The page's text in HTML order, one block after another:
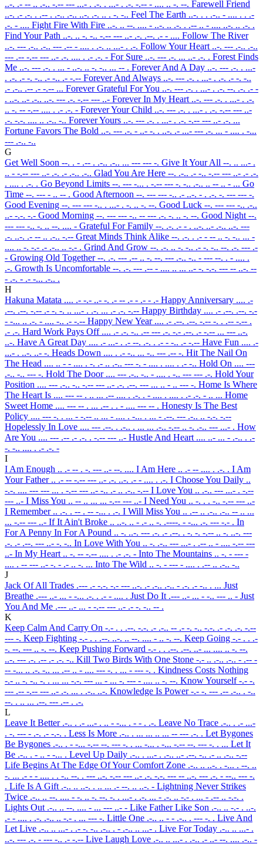
..-. .- -- .. .-.. -.-- --- ...- . .-. . ...- . .-. -.-- - .... .. -. --. Farewell Friend
..-. .- .-. . .-- . .-.. .-.. ..-. .-. .. . -. -.. Feel The Earth ..-. . . .-.. - .... . . .-
.-. - .... Fight Fire With Fire ..-. .. --. .... - ..-. .. .-. . .-- .. - .... ..-. .. .-. .
Find Your Path ..-. .. -. -.. -.-- --- ..- .-. .--. .- - .... Follow The River
..-. --- .-.. .-.. --- .-- - .... . .-. .. ...- . .-. Follow Your Heart ..-. --- .-.. .-..
--- .-- -.-- --- ..- .-. .... . .- .-. - For Sure ..-. --- .-. ... ..- .-. . Forest Finds
Me ..-. --- .-. . ... - ..-. .. -. -.. ... -- . Forever And A Day ..-. --- .-. . ...-
. .-. .- -. -.. .- -.. .- -.-- Forever And Always ..-. --- .-. . ...- . .-. .- -. -..
.- .-.. .-- .- -.-- ... Forever Grateful For You ..-. --- .-. . ...- . .-. --. .-. .- -
. ..-. ..- .-.. ..-. --- .-. -.-- --- ..- Forever In My Heart ..-. --- .-. . ...- . .-.
.. -. -- -.-- .... . .- .-. - Forever Your Child ..-. --- .-. . ...- . .-. -.-- --- ..-
.-. -.-. .... .. .-.. -.. Forever Yours ..-. --- .-. . ...- . .-. -.-- --- ..- .-. ...
Fortune Favors The Bold ..-. --- .-. - ..- -. . ..-. .- ...- --- .-. ... - .... . -...
--- .-.. -..
G
Get Well Soon --. . - .-- . .-.. .-.. ... --- --- -. Give It Your All --. .. ...- .
.. - -.-- --- ..- .-. .- .-.. .-.. Glad You Are Here --. .-.. .- -.. -.-- --- ..- .- .-.
. .... . .-. . Go Beyond Limits --. --- -... . -.-- --- -. -.. .-.. .. -- .. - ... Go
Time --. --- - .. -- . Good Afternoon --. --- --- -.. .- ..-. - . .-. -. --- --- -.
Good Evening --. --- --- -.. . ...- . -. .. -. --. Good Luck --. --- --- -.. .-..
..- -.-. -.- Good Morning --. --- --- -.. -- --- .-. -. .. -. --. Good Night --.
--- --- -.. -. .. --. .... - Grateful For Family --. .-. .- - . ..-. ..- .-.. ..-. ---
.-. ..-. .- -- .. .-.. -.-- Great Minds Think Alike --. .-. . .- - -- .. -. -.. ... -
.... .. -. -.- .- .-.. .. -.- . Grind And Grow --. .-. .. -. -.. .- -. -.. --. .-. --- .-
- Growing Old Together--. .-. --- .-- .. -. --. --- .-.. -.. - --- --. . - .... .
.-. Growth Is Uncomfortable --. .-. --- .-- - .... .. ... ..- -. -.-. --- -- ..-. --
- .-. - .- -... .-.. .
H
Hakuna Matata .... .- -.- ..- -. .- -- .- - .- - .- Happy Anniversary .... .-
.--. .--. -.-- .- -. -. .. ...- . .-. ... .- .-. -.-- Happy Birthday .... .- .--. .--. -.-
- -... .. .-. - .... -.. .- -.-- Happy New Year .... .- .--. .--. -.-- -. . .-- -.-- .
.- .-. Hard Work Pays Off .... .- .-. -.. .-- --- .-. -.- .--. .- -.-- ... --- ..-.
..-. Have A Great Day .... .- ...- . .- --. .-. . .- - -.. .- -.-- Have Fun .... .-
...- . ..-. ..- -. Heads Down .... . .- -.. ... -.. --- .-- -. Hit The Nail On
The Head .... .. - - .... . -. .- .. .-.. --- -. - .... . .... . .- -.. Hold On .... ---
.-.. -.. --- -. Hold The Door .... --- .-.. -.. - .... . -.. --- --- .-. Hold Your
Position .... --- .-.. -.. -.-- --- ..- .-. .--. --- ... .. - .. --- -. Home Is Where
The Heart Is .... --- -- . .. ... .-- .... . .-. . - .... . .... . .- .-. - .. ... Home
Sweet Home .... --- -- . ... .-- . . - .... --- -- . Honesty Is The Best
Policy .... --- -. . ... - -.-- .. ... - .... . -... . ... - .--. --- .-.. .. -.-. -.--
Hopelessly In Love .... --- .--. . .-.. . ... ... .-.. -.-- .. -. .-.. --- ...- . How
Are You .... --- .-- .- .-. . -.-- --- ..- Hustle And Heart .... ..- ... - .-.. . .-
-. -.. .... . .- .-. -
I
I Am Enough .. .- -- . -. --- ..- --. .... I Am Here .. .- -- .... . .-. . I Am
Your Father .. .- -- -.-- --- ..- .-. ..-. .- - .... . .-. I Choose You Daily ..
-.-. .... --- --- ... . -.-- --- ..- -.. .- .. .-.. -.-- I Love You .. .-.. --- ...- . -.--
--- ..- I Miss You .. -- .. ... ... -.-- --- ..- I Need You .. -. . . -.. -.-- --- ..-
I Remember .. .-. . -- . -- -... . .-. I Will Miss You .. .-- .. .-.. .-.. -- .. ...
... -.-- --- ..- If It Ain't Broke .. ..-. .. - .- .. -. .----. - -... .-. --- -.- . In
For A Penny In For A Pound .. -. ..-. --- .-. .- .--. . -. -. -.-- .. -. ..-. ---
.-. .- .--. --- ..- -. -.. In Love With You .. -. .-.. --- ...- . .-- .. - .... -.-- ---
..- In My Heart .. -. -- -.-- .... . .- .-. - Into The Mountains .. -. - --- -
.... . -- --- ..- -. - .- .. -. ... Into The Wild .. -. - --- - .... . .-- .. .-.. -..
J
Jack Of All Trades .--- .- -.-. -.- --- ..-. .- .-.. .-.. - .-. .- -.. . ... Just
Breathe .--- ..- ... - -... .-. . .- - .... . Just Do It .--- ..- ... - -.. --- .. - Just
You And Me .--- ..- ... - -.-- --- ..- .- -. -.. -- .
K
Keep Calm And Carry On -.- . . .--. -.-. .- .-.. -- .- -. -.. -.-. .- .-. .-. -.--
--- -. Keep Fighting -.- . . .--. ..-. .. --. .... - .. -. --. Keep Going -.- . . .-
-. --. --- .. -. --. Keep Pushing Forward -.- . . .--. .--. ..- ... .... .. -. --.
..-. --- .-. .-- .- .-. -.. Kill Two Birds With One Stone -.- .. .-.. .-.. - .-- -
-- -... .. .-. -.. ... .-- .. - .... --- -. . ... - --- -. . Kindness Costs Nothing
-.- .. -. -.. -. . ... ... -.-. --- ... - ... -. --- - .... .. -. --. Know Yourself-.- -.
--- .-- -.-- --- ..- .-. ... . .-.. ..-. Knowledge Is Power-.- -. --- .-- .-.. . -..
--. . .. ... .--. --- .-- . .-.
L
Leave It Better .-.. . .- ...- . .. - -... . - - . .-. Leave No Trace .-.. . .- ...-
. -. --- - .-. .- -.-. . Less Is More .-.. . ... ... .. ... -- --- .-. . Let Bygones
Be Bygones .-.. . - -... -.-- --. --- -. . ... -... . -... -.-- --. --- -. . ... Let It
Be .-.. . - .. - -... . Level Up Daily .-.. . ...- . .-.. ..- .--. -.. .- .. .-.. -.--
Life Begins At The Edge Of Your Comfort Zone .-.. .. ..-. . -... . --. ..
-. ... .- - - .... . . -.. --. . --- ..-. -.-- --- ..- .-. -.-. --- -- ..-. --- .-. - --.. --- -.
. Life Is A Gift .-.. .. ..-. . .. ... .- --. .. ..-. - Lightning Never Strikes
Twice .-.. .. --. .... - -. .. -. --. -. . ...- . .-. ... - .-. .. -.- . ... - .-- .. -.-. .
Lights Out .-.. .. --. .... - ... --- ..- - Like Father Like Son .-.. .. -.- . ..-.
.- - .... . .-. .-.. .. -.- . ... --- -. Little One .-.. .. - - .-.. . --- -. . Live And
Let Live .-.. .. ...- . .- -. -.. .-.. . - .-.. .. ...- . Live For Today .-.. .. ...- .
..-. --- .-. - --- -.. .- -.-- Live Laugh Love .-.. .. ...- . .-.. .- ..- --. .... .-.. -